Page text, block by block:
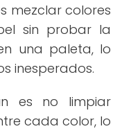
mezclar colores
sin probar la
una paleta, lo
inesperados.
es no limpiar
cada color, lo